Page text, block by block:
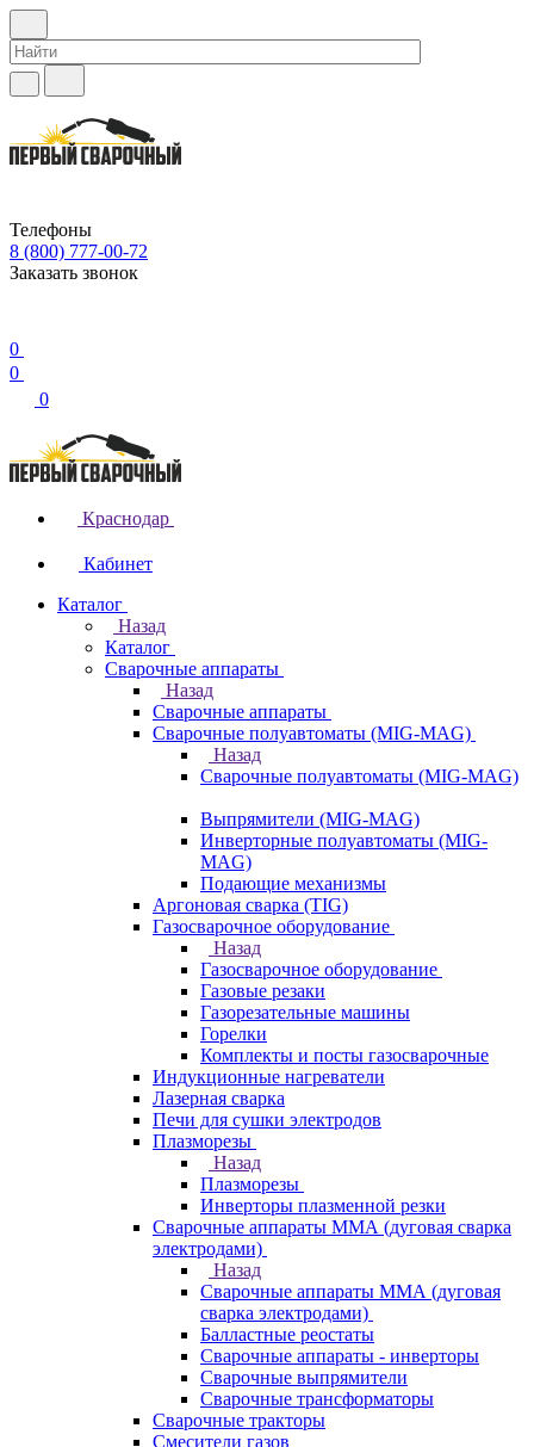
Телефоны
8 (800) 777-00-72
Заказать звонок
0
0
0
Краснодар
Кабинет
Каталог
Назад
Каталог
Сварочные аппараты
Назад
Сварочные аппараты
Сварочные полуавтоматы (MIG-MAG)
Назад
Сварочные полуавтоматы (MIG-MAG)
Выпрямители (MIG-MAG)
Инверторные полуавтоматы (MIG-
MAG)
Подающие механизмы
Аргоновая сварка (TIG)
Газосварочное оборудование
Назад
Газосварочное оборудование
Газовые резаки
Газорезательные машины
Горелки
Комплекты и посты газосварочные
Индукционные нагреватели
Лазерная сварка
Печи для сушки электродов
Плазморезы
Назад
Плазморезы
Инверторы плазменной резки
Сварочные аппараты ММА (дуговая сварка
электродами)
Назад
Сварочные аппараты ММА (дуговая
сварка электродами)
Балластные реостаты
Сварочные аппараты - инверторы
Сварочные выпрямители
Сварочные трансформаторы
Сварочные тракторы
Смесители газов